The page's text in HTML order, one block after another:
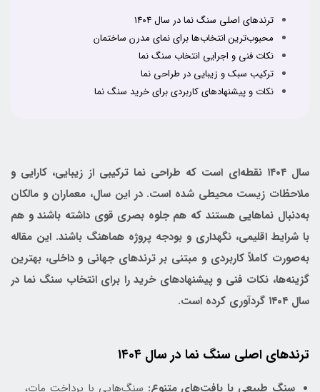
ترندهای اصلی سنگ نما در سال ۱۴۰۴
محبوب‌ترین انتخاب‌ها برای نمای مدرن ساختمان
نکات فنی و اجرایی انتخاب سنگ نما
ترکیب سبک و زیبایی در طراحی نما
نکات و پیشنهادهای کاربردی برای خرید سنگ نما
سال ۱۴۰۴ نقطه‌ای است که طراحی نما ترکیبی از زیبایی، کارایی و
ملاحظات زیست محیطی شده است. در این سال، معماران و مالکان
به‌دنبال نماهایی هستند که هم جلوه بصری قوی داشته باشند و هم
با شرایط اقلیمی، نگهداری و بودجه پروژه هماهنگ باشند. این مقاله
به‌صورت کاملاً کاربردی و مبتنی بر ترندهای جهانی و داخلی، بهترین
گزینه‌ها، نکات فنی و پیشنهادهای خرید را برای انتخاب سنگ نما در
سال ۱۴۰۴ گردآوری کرده است.
ترندهای اصلی سنگ نما در سال ۱۴۰۴